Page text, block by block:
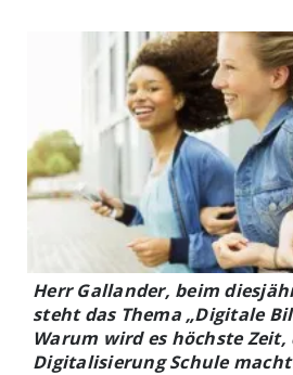
Herr Gallander, beim
steht das Thema „Digitale
Warum wird es höchste Zeit,
Digitalisierung Schule